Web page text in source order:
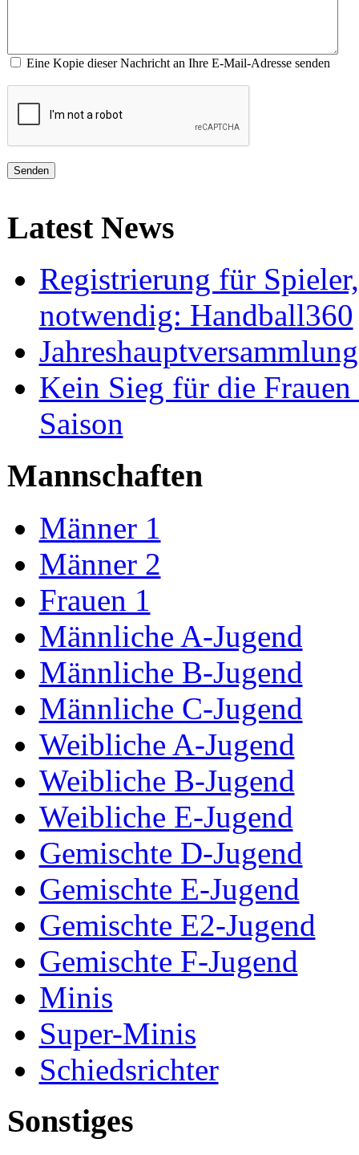
Eine Kopie dieser Nachricht an Ihre E-Mail-Adresse senden
Senden
Latest News
Registrierung für
notwendig: Handball360
Kein Sieg für die
Saison
Mannschaften
Männer 1
Männer 2
Frauen 1
Männliche A-Jugend
Männliche B-Jugend
Männliche C-Jugend
Weibliche A-Jugend
Weibliche B-Jugend
Weibliche E-Jugend
Gemischte D-Jugend
Gemischte E-Jugend
Gemischte E2-Jugend
Gemischte F-Jugend
Minis
Super-Minis
Schiedsrichter
Sonstiges